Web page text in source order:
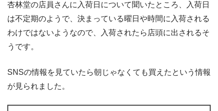
杏林堂の店員さんに入荷日について聞いたところ、入荷日
は不定期のようで、決まっている曜日や時間に入荷される
わけではないようなので、入荷されたら店頭に出されるそ
うです。
SNSの情報を見ていたら朝じゃなくても買えたという情報
が見られました。